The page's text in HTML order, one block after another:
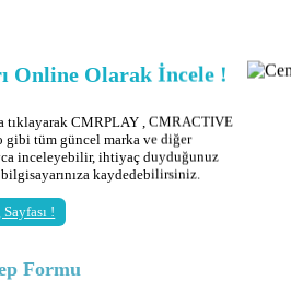
Online Olarak İncele !
tıklayarak CMRPLAY , CMRACTIVE
gibi tüm güncel marka ve diğer
inceleyebilir, ihtiyaç duyduğunuz
bilgisayarınıza kaydedebilirsiniz.
!
Formu